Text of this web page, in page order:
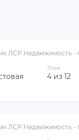
ЛСР.Недвижимость -
Этаж
4 из 12
ЛСР.Недвижимость -